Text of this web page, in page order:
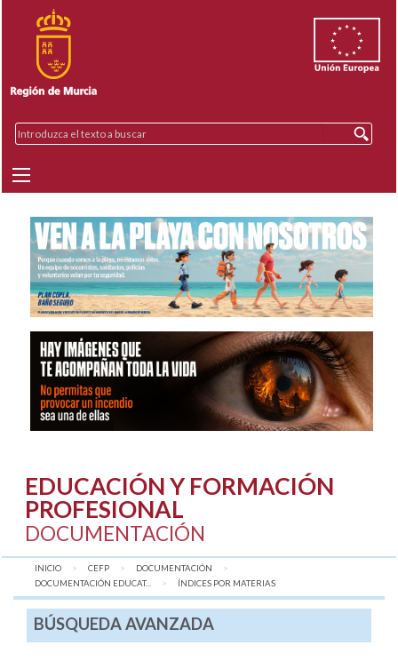
EDUCACIÓN Y FORMACIÓN
PROFESIONAL
DOCUMENTACIÓN
INICIO CEFP
DOCUMENTACIÓN
DOCUMENTACIÓN EDUCAT...
AQUÍ:
ÍNDICES POR MATERIAS
BÚSQUEDA AVANZADA